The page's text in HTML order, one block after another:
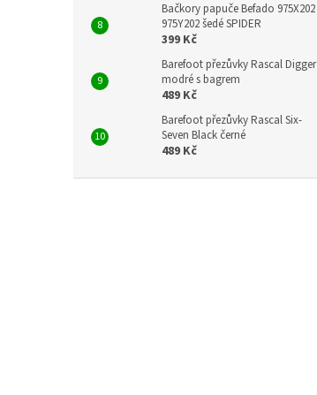
Bačkory papuče Befado 975X202
975Y202 šedé SPIDER
399 Kč
Barefoot přezůvky Rascal Digger
modré s bagrem
489 Kč
Barefoot přezůvky Rascal Six-
Seven Black černé
489 Kč